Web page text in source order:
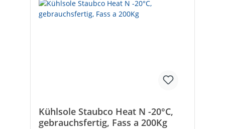
Kühlsole Staubco Heat N -20°C,
gebrauchsfertig, Fass a 200Kg